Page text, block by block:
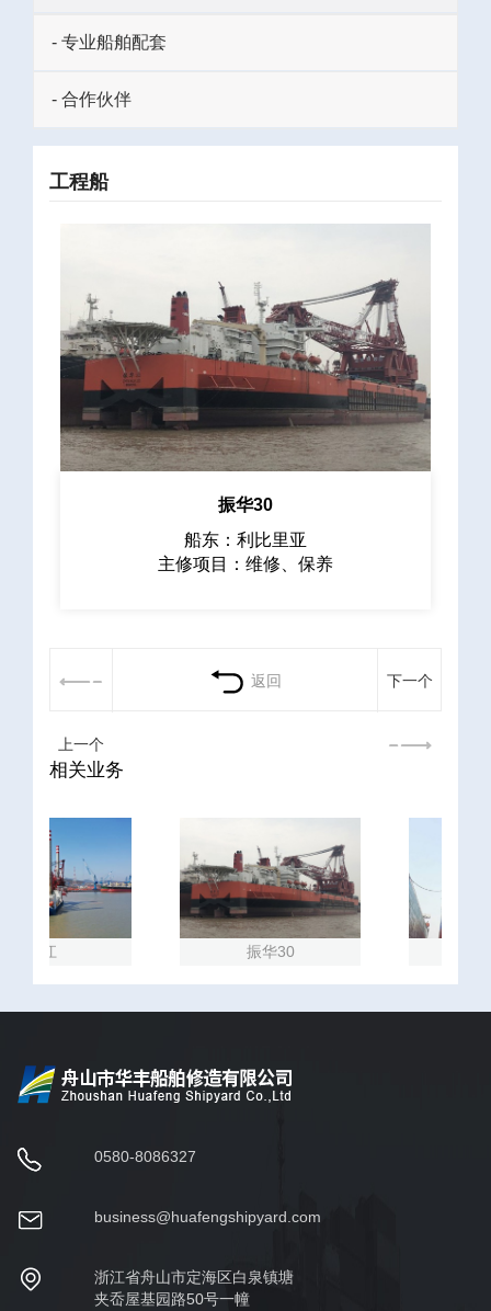
- 专业船舶配套
- 合作伙伴
工程船
振华30
船东：利比里亚
主修项目：维修、保养
上一个
返回 下一个
相关业务
振华30
0580-8086327
business@huafengshipyard.com
浙江省舟山市定海区白泉镇塘
夹岙屋基园路50号一幢